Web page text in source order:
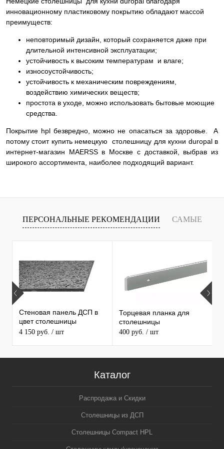
инновационному пластиковому покрытию обладают массой
преимуществ:
неповторимый дизайн, который сохраняется даже при
длительной интенсивной эксплуатации;
устойчивость к высоким температурам и влаге;
износоустойчивость;
устойчивость к механическим повреждениям,
воздействию химических веществ;
простота в уходе, можно использовать бытовые моющие
средства.
Покрытие hpl безвредно, можно не опасаться за здоровье. А
потому стоит купить немецкую столешницу для кухни duropal в
интернет-магазин MAERSS в Москве с доставкой, выбрав из
широкого ассортимента, наиболее подходящий вариант.
ПЕРСОНАЛЬНЫЕ РЕКОМЕНДАЦИИ САМЫЕ
ПРОДАВАЕМЫЕ ТОВАРЫ
Стеновая панель ДСП в
цвет столешницы
MAERSS
4 150 руб. / шт
Торцевая планка для
столешницы
400 руб. / шт
Каталог
Распродажа и Скидки
Столешницы из ДСП
Столешницы Compact HPL